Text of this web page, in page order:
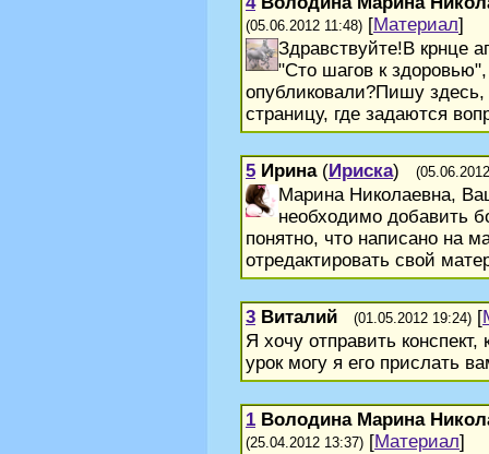
(05.06.2012 11:48) [Материал]
Здравствуйте!В крнце
"Сто шагов к
опубликовали?Пишу здесь,
страницу, где задаются
5 Ирина(Ириска)
Марина Николаевна,
необходимо добавить
понятно, что написано на
отредактировать свой
3 Виталий (01.05.2012 19:24) [
Я хочу отправить
урок могу я его прислать
1 Володина Марина
(25.04.2012 13:37) [Материал]